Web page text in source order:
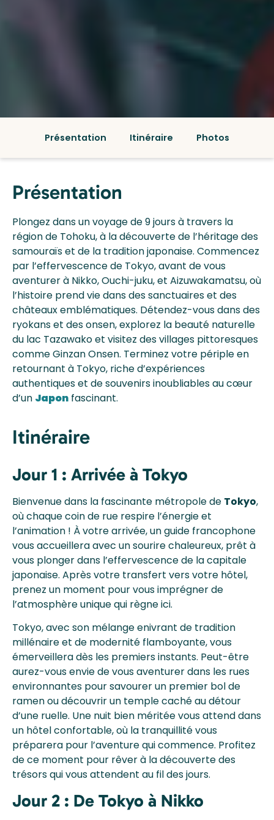
Présentation Itinéraire Photos
Présentation
Plongez dans un voyage de 9 jours à travers la
région de Tohoku, à la découverte de l’héritage des
samouraïs et de la tradition japonaise. Commencez
par l’effervescence de Tokyo, avant de vous
aventurer à Nikko, Ouchi-juku, et Aizuwakamatsu, où
l’histoire prend vie dans des sanctuaires et des
châteaux emblématiques. Détendez-vous dans des
ryokans et des onsen, explorez la beauté naturelle
du lac Tazawako et visitez des villages pittoresques
comme Ginzan Onsen. Terminez votre périple en
retournant à Tokyo, riche d’expériences
authentiques et de souvenirs inoubliables au cœur
d’un Japon fascinant.
Itinéraire
Jour 1 : Arrivée à Tokyo
Bienvenue dans la fascinante métropole de Tokyo,
où chaque coin de rue respire l’énergie et
l’animation ! À votre arrivée, un guide francophone
vous accueillera avec un sourire chaleureux, prêt à
vous plonger dans l’effervescence de la capitale
japonaise. Après votre transfert vers votre hôtel,
prenez un moment pour vous imprégner de
l’atmosphère unique qui règne ici.
Tokyo, avec son mélange enivrant de tradition
millénaire et de modernité flamboyante, vous
émerveillera dès les premiers instants. Peut-être
aurez-vous envie de vous aventurer dans les rues
environnantes pour savourer un premier bol de
ramen ou découvrir un temple caché au détour
d’une ruelle. Une nuit bien méritée vous attend dans
un hôtel confortable, où la tranquillité vous
préparera pour l’aventure qui commence. Profitez
de ce moment pour rêver à la découverte des
trésors qui vous attendent au fil des jours.
Jour 2 : De Tokyo à Nikko